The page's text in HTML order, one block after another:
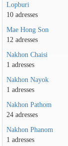
Lopburi
10 adresses
Mae Hong Son
12 adresses
Nakhon Chaisi
1 adresses
Nakhon Nayok
1 adresses
Nakhon Pathom
24 adresses
Nakhon Phanom
1 adresses